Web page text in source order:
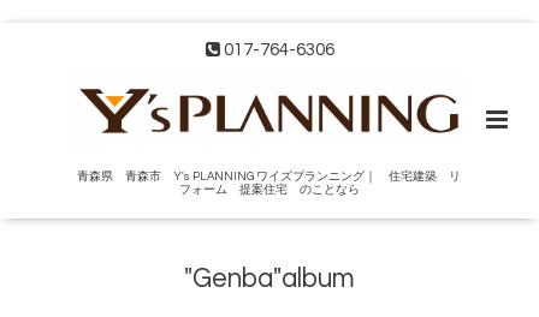
017-764-6306
青森県 青森市 Y's PLANNING ワイズプランニング｜ 住宅建築 リ
フォーム 提案住宅 のことなら
"Genba"album